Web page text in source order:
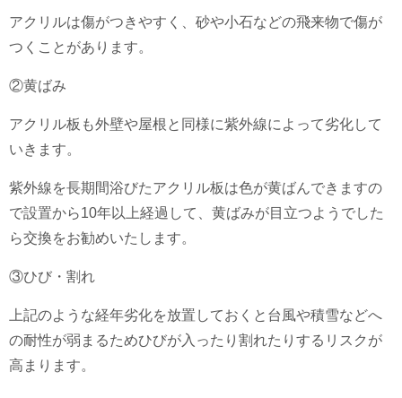
アクリルは傷がつきやすく、砂や小石などの飛来物で傷が
つくことがあります。
②黄ばみ
アクリル板も外壁や屋根と同様に紫外線によって劣化して
いきます。
紫外線を長期間浴びたアクリル板は色が黄ばんできますの
で設置から10年以上経過して、黄ばみが目立つようでした
ら交換をお勧めいたします。
③ひび・割れ
上記のような経年劣化を放置しておくと台風や積雪などへ
の耐性が弱まるためひびが入ったり割れたりするリスクが
高まります。